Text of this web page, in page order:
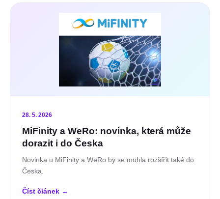
28. 5. 2026
MiFinity a WeRo: novinka, která může
dorazit i do Česka
Novinka u MiFinity a WeRo by se mohla rozšířit také do
Česka.
Číst článek →